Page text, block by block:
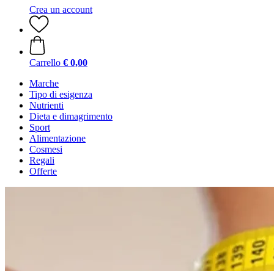
Crea un account
Carrello € 0,00
Marche
Tipo di esigenza
Nutrienti
Dieta e dimagrimento
Sport
Alimentazione
Cosmesi
Regali
Offerte